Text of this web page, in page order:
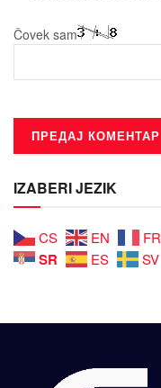
Čovek sam
IZABERI JEZIK
CS EN FR
SR ES SV